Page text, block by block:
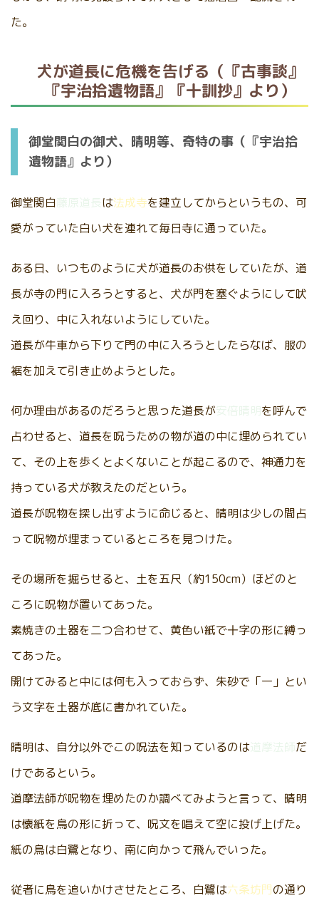
た。
犬が道長に危機を告げる（『古事談』
『宇治拾遺物語』『十訓抄』より）
御堂関白の御犬、晴明等、奇特の事（『宇治拾
遺物語』より）
御堂関白 は法成寺を建立してからというもの、可
愛がっていた白い犬を連れて毎日寺に通っていた。
ある日、いつものように犬が道長のお供をしていたが、道
長が寺の門に入ろうとすると、犬が門を塞ぐようにして吠
え回り、中に入れないようにしていた。
道長が牛車から下りて門の中に入ろうとしたらなば、服の
裾を加えて引き止めようとした。
何か理由があるのだろうと思った道長が
を呼んで
占わせると、道長を呪うための物が道の中に埋められてい
て、その上を歩くとよくないことが起こるので、神通力を
持っている犬が教えたのだという。
道長が呪物を探し出すように命じると、晴明は少しの間占
って呪物が埋まっているところを見つけた。
その場所を掘らせると、土を五尺（約150cm）ほどのと
ころに呪物が置いてあった。
素焼きの土器を二つ合わせて、黄色い紙で十字の形に縛っ
てあった。
開けてみると中には何も入っておらず、朱砂で「一」とい
う文字を土器が底に書かれていた。
晴明は、自分以外でこの呪法を知っているのは
だ
けであるという。
道摩法師が呪物を埋めたのか調べてみようと言って、晴明
は懐紙を鳥の形に折って、呪文を唱えて空に投げ上げた。
紙の鳥は白鷺となり、南に向かって飛んでいった。
従者に鳥を追いかけさせたところ、白鷺は六条坊門の通り